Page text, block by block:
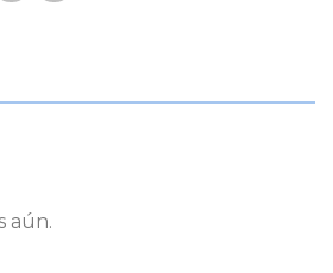
aún.